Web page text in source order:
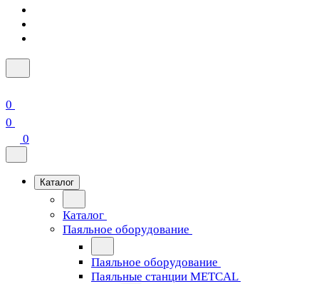
0
0
0
Каталог
Каталог
Паяльное оборудование
Паяльное оборудование
Паяльные станции METCAL